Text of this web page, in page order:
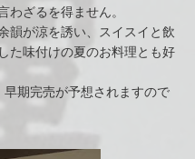
わざるを得ません。
韻が涼を誘い、スイスイと飲
た味付けの夏のお料理とも好
期完売が予想されますので